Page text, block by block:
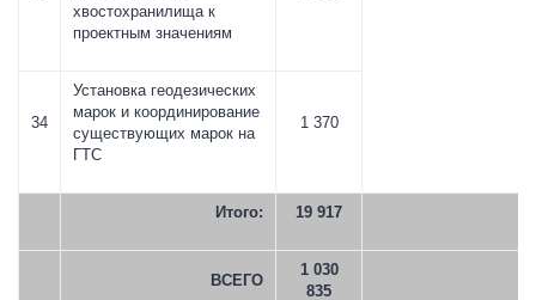
хвостохранилища к
проектным значениям
34
Установка геодезических
марок и координирование
существующих марок на
ГТС
1 370
Итого: 19 917
ВСЕГО
1 030
835